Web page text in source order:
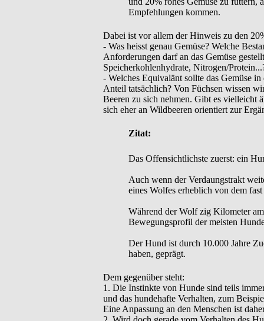
Empfehlungen kommen.
Dabei ist vor allem der Hinweis zu den
- Was heisst genau Gemüse? Welche
Anforderungen darf an das Gemüse
Speicherkohlenhydrate, Nitrogen/
- Welches Equivalänt sollte das Gemüse
Anteil tatsächlich? Von Füchsen wissen
Beeren zu sich nehmen. Gibt es vielleicht
sich eher an Wildbeeren orientiert zur
Zitat:
Das Offensichtlichste zuerst: ein
Auch wenn der Verdaungstrakt
eines Wolfes erheblich von dem
Während der Wolf zig Kilometer
Bewegungsprofil der meisten
Der Hund ist durch 10.000 Jahre
haben, geprägt.
Dem gegenüber steht:
1. Die Instinkte von Hunde sind teils
und das hundehafte Verhalten, zum
Eine Anpassung an den Menschen ist